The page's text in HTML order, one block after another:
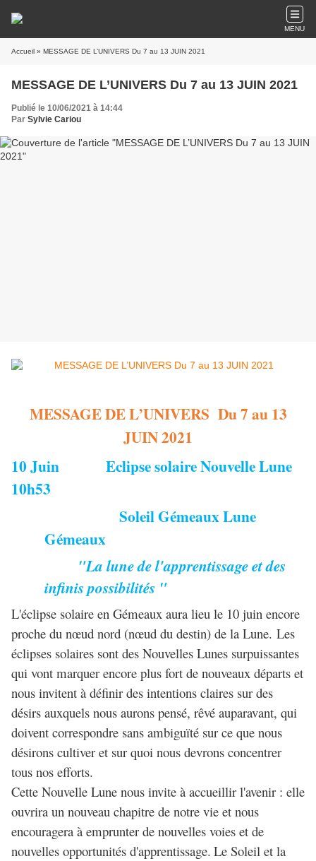
MENU
Accueil » MESSAGE DE L’UNIVERS Du 7 au 13 JUIN 2021
MESSAGE DE L’UNIVERS Du 7 au 13 JUIN 2021
Publié le 10/06/2021 à 14:44
Par Sylvie Cariou
MESSAGE DE L’UNIVERS Du 7 au 13
JUIN 2021
10 Juin Eclipse solaire Nouvelle Lune
10h53
Soleil Gémeaux Lune
Gémeaux
"La lune de l'apprentissage et des
infinis possibilités "
L'éclipse solaire en Gémeaux aura lieu le 10 juin encore
proche du nœud nord (nœud du destin) de la Lune. Les
éclipses solaires sont des Nouvelles Lunes surpuissantes
qui vont marquer encore plus fort de nouveaux départs et
nous invitent à définir des intentions claires sur des
désirs auxquels nous aurons pensé, rêvé auparavant, qui
doivent correspondre sans ambiguïté sur ce que nous
désirons cultiver et sur quoi nous devrons concentrer
tous nos efforts.
Cette Nouvelle Lune nous invite à accueillir l'avenir : elle
ouvrira un nouveau chapitre de notre vie et nous
encouragera à emprunter de nouvelles voies et de
nouvelles opportunités d'apprentissage. Le Soleil et la